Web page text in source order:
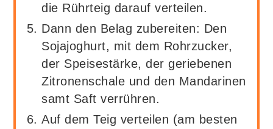
die Rührteig darauf verteilen.
Dann den Belag zubereiten: Den
Sojajoghurt, mit dem Rohrzucker,
der Speisestärke, der geriebenen
Zitronenschale und den Mandarinen
samt Saft verrühren.
Auf dem Teig verteilen (am besten